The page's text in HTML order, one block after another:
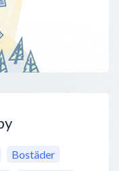
Bostäder